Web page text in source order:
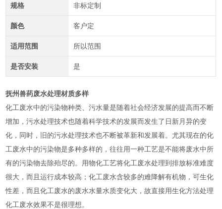
规格 非标定制
颜色 客户定
适用范围 所以范围
是否安装 是
抚州兽药废水处理材质多样
化工废水中的污染物种类、污水量是随着社会经济发展的提高而不断
增加，污水处理技术也随着科学技术的发展而发生了日新月异的变
化，同时，旧的污水处理技术也不断被革新和发展着。尤其现在的化
工废水中的污染物是多种多样的，往往用一种工艺是不能将废水中所
有的污染物去除殆尽的。用物化工艺将化工废水处理到排放标准难度
很大，而且运行成本较高；化工废水含较多的难降解有机物，可生化
性差，而且化工废水的废水水量水质变化大，故直接用生化方法处理
化工废水效果不是很理想。